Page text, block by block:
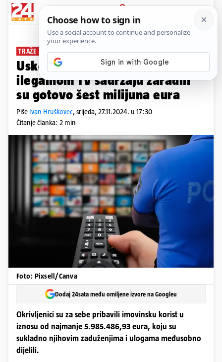
PRIJAVA
News Komentari
TRAŽE ISTRAŽNI ZATVOR
Uskok o akciji protiv pirata: Na
ilegalnom TV sadržaju zaradili
su gotovo šest milijuna eura
Piše Ivan Hruškovec, srijeda, 27.11.2024. u 17:30
Čitanje članka: 2 min
Foto: Pixsell/Canva
Dodaj 24sata među omiljene izvore na Googleu
Okrivljenici su za sebe pribavili imovinsku korist u
iznosu od najmanje 5.985.486,93 eura, koju su
sukladno njihovim zaduženjima i ulogama međusobno
dijelili.